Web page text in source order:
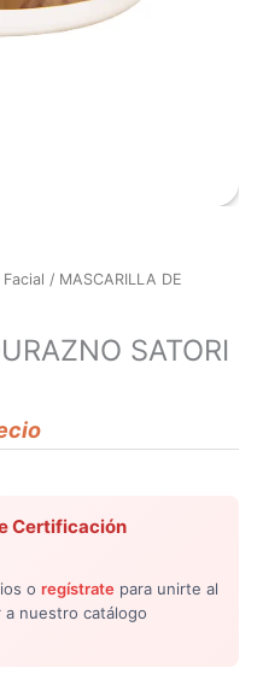
/ MASCARILLA DE
SATORI
Certificación
oregístrate para unirte al
nuestro catálogo